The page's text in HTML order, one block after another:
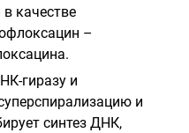
качестве
–
гиразу и
и
синтез ДНК,